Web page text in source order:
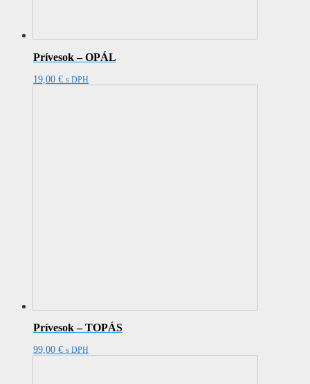
Prívesok – OPÁL
19,00 € s DPH
Prívesok – TOPÁS
99,00 € s DPH